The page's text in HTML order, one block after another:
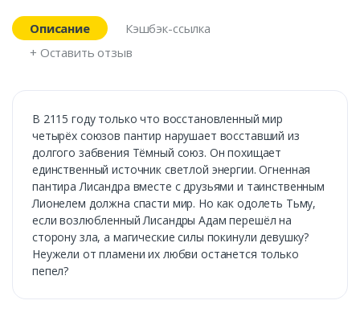
Описание
Кэшбэк-ссылка
+ Оставить отзыв
В 2115 году только что восстановленный мир
четырёх союзов пантир нарушает восставший из
долгого забвения Тёмный союз. Он похищает
единственный источник светлой энергии. Огненная
пантира Лисандра вместе с друзьями и таинственным
Лионелем должна спасти мир. Но как одолеть Тьму,
если возлюбленный Лисандры Адам перешёл на
сторону зла, а магические силы покинули девушку?
Неужели от пламени их любви останется только
пепел?